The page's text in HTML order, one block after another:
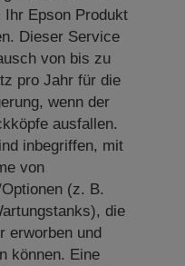
Epson Produkt
Dieser Service
von bis zu
pro Jahr für die
wenn der
ausfallen.
inbegriffen, mit
von
(z. B.
die
erworben und
können. Eine